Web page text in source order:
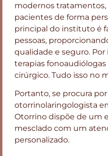
modernos
pacientes de forma
principal do instituto é
pessoas,
qualidade e seguro. Por
terapias
cirúrgico. Tudo isso no
Portanto, se procura
otorrinolaringologista
Otorrino dispõe de um
mesclado com um
personalizado.